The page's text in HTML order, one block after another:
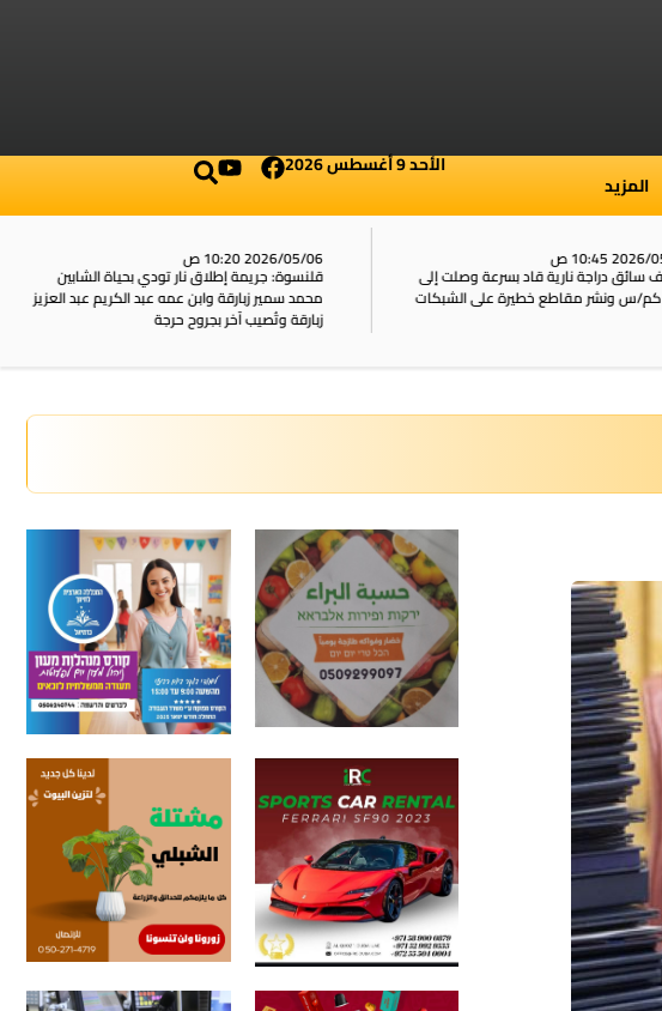
المزيد
الأحد 9 أغسطس 2026
ص
دراجة نارية قاد بسرعة وصلت إلى
2026/05/06 10:20 ص
قلنسوة: جريمة إطلاق نار تودي بحياة الشابين
محمد سمير زبارقة وابن عمه عبد الكريم عبد العزيز
زبارقة وتُصيب آخر بجروح حرجة